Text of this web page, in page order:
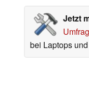
Jetzt
bei Laptops